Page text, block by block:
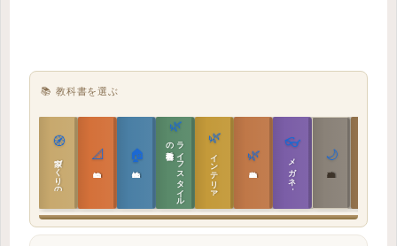
📚 教科書を選ぶ
🧭
家づくりの教科書 📐
実施設計の教科書
🏠
性能設計の教科書
🌿
ラ
イ
フ
ス
タ
イ
ル
の
教科書 🌿
インテリア設計 🌿
敷地設計の教科書
👓
メガネ｜転職 🌙
建築思想の教科書